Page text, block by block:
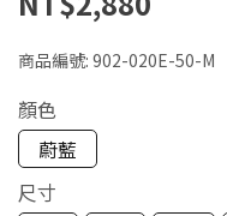
商品編號: 902-020E-50-M
顏色
蔚藍
尺寸